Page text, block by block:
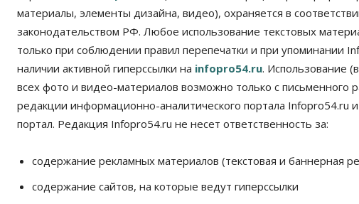
материалы, элементы дизайна, видео), охраняется в
законодательством РФ. Любое использование текстовых
только при соблюдении правил перепечатки и при упоминании
наличии активной гиперссылки на infopro54.ru. Использование
всех фото и видео-материалов возможно только с письменного
редакции информационно-аналитического портала Infopro54.ru и
портал. Редакция Infopro54.ru не несет ответственность за:
содержание рекламных материалов (текстовая и баннерная
содержание сайтов, на которые ведут гиперссылки